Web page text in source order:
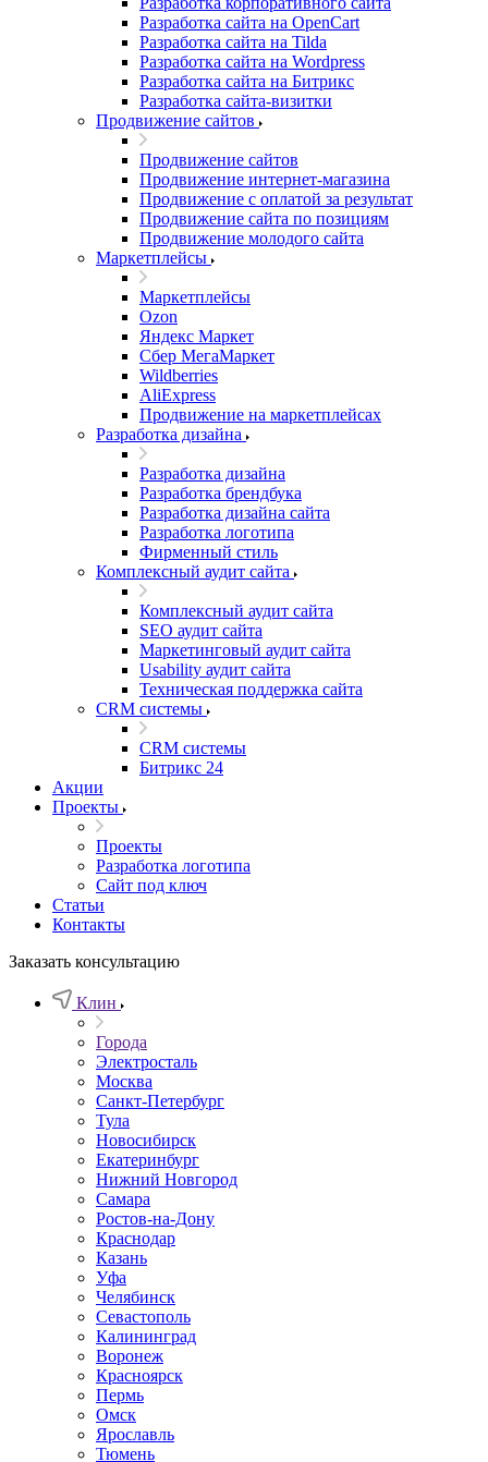
Разработка сайта на OpenCart
Разработка сайта на Tilda
Разработка сайта на Wordpress
Разработка сайта на Битрикс
Разработка сайта-визитки
Продвижение сайтов
Продвижение сайтов
Продвижение интернет-магазина
Продвижение с оплатой за результат
Продвижение сайта по позициям
Продвижение молодого сайта
Маркетплейсы
Маркетплейсы
Ozon
Яндекс Маркет
Сбер МегаМаркет
Wildberries
AliExpress
Продвижение на маркетплейсах
Разработка дизайна
Разработка дизайна
Разработка брендбука
Разработка дизайна сайта
Разработка логотипа
Фирменный стиль
Комплексный аудит сайта
Комплексный аудит сайта
SEO аудит сайта
Маркетинговый аудит сайта
Usability аудит сайта
Техническая поддержка сайта
CRM системы
CRM системы
Битрикс 24
Акции
Проекты
Проекты
Разработка логотипа
Сайт под ключ
Статьи
Контакты
Заказать консультацию
Клин
Города
Электросталь
Москва
Санкт-Петербург
Тула
Новосибирск
Екатеринбург
Нижний Новгород
Самара
Ростов-на-Дону
Краснодар
Казань
Уфа
Челябинск
Севастополь
Калининград
Воронеж
Красноярск
Пермь
Омск
Ярославль
Тюмень